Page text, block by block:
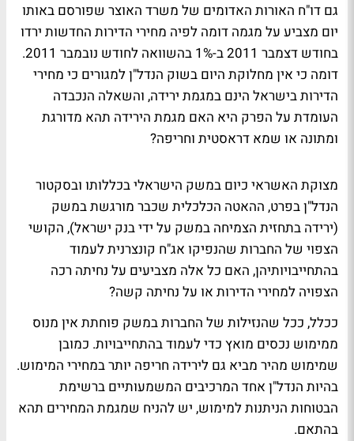
גם דו"ח האורות האדומים של משרד האוצר שפורסם באותו
יום מצביע על מגמה דומה לפיה מחירי הדירות החדשות ירדו
בחודש דצמבר 2011 ב-1% בהשוואה לחודש נובמבר 2011.
דומה כי אין מחלוקת היום בשוק הנדל"ן למגורים כי מחירי
הדירות בישראל הינם במגמת ירידה, והשאלה הנכבדה
העומדת על הפרק היא האם מגמת הירידה תהא מדורגת
ומתונה או שמא דראסטית וחריפה?
מצוקת האשראי כיום במשק הישראלי בכללותו ובסקטור
הנדל"ן בפרט, ההאטה הכלכלית שכבר מורגשת במשק
(ירידה בתחזית הצמיחה במשק על ידי בנק ישראל), הקושי
הצפוי של החברות שהנפיקו אג"ח קונצרנית לעמוד
בהתחייבויותיהן, האם כל אלה מצביעים על נחיתה רכה
הצפויה למחירי הדירות או על נחיתה קשה?
ככלל, ככל שהנזילות של החברות במשק פוחתת אין מנוס
ממימוש נכסים מואץ כדי לעמוד בהתחייבויות. כמובן
שמימוש מהיר מביא גם לירידה חריפה יותר במחירי המימוש.
בהיות הנדל"ן אחד המרכיבים המשמעותיים ברשימת
הבטוחות הניתנות למימוש, יש להניח שמגמת המחירים תהא
בהתאם.